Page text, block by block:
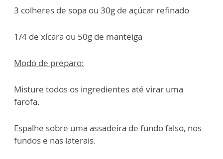
3 colheres de sopa ou 30g de açúcar refinado
1/4 de xícara ou 50g de manteiga
Modo de preparo:
Misture todos os ingredientes até virar uma
farofa.
Espalhe sobre uma assadeira de fundo falso, nos
fundos e nas laterais.